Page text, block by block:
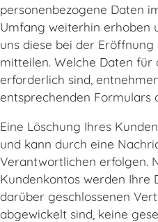
personenbezogene Daten
Umfang weiterhin erhoben
uns diese bei der
mitteilen. Welche Daten
erforderlich sind,
entsprechenden Formulars
Eine Löschung Ihres
und kann durch eine
Verantwortlichen erfolgen.
Kundenkontos werden Ihre
darüber geschlossenen
abgewickelt sind, keine